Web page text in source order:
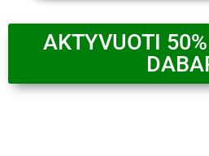
AKTYVUOTI